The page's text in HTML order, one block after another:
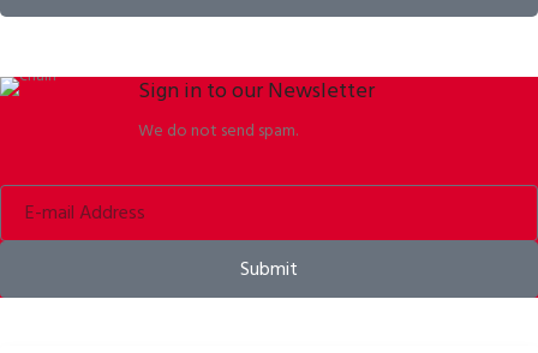
Sign in to our Newsletter
We do not send spam.
Submit